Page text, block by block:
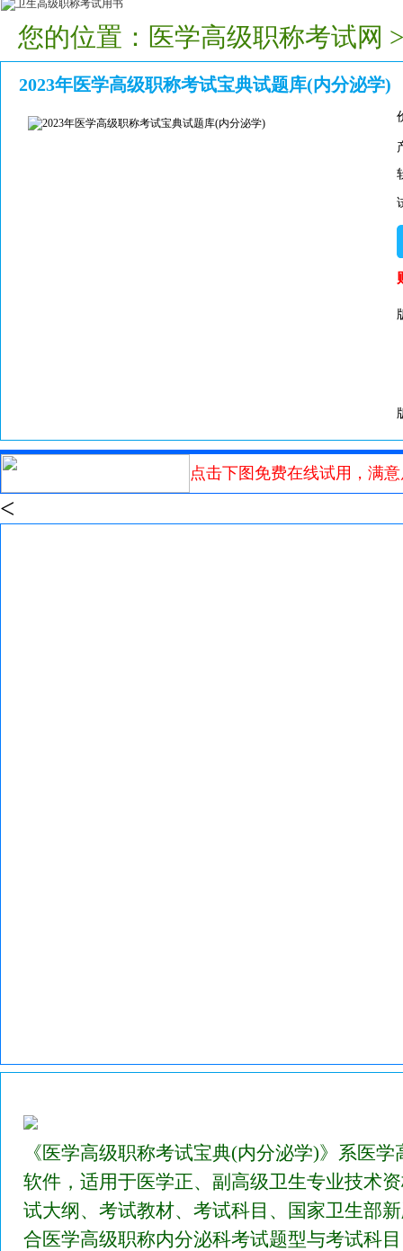
您的位置： 医学高级职称考试网
2023年医学高级职称考试宝典试题库(内分泌学)
点击下图免费在线试用，满
<
《医学高级职称考试宝典(内分泌学)》系医
软件，适用于医学正、副高级卫生专业技术
试大纲、考试教材、考试科目、国家卫生部
合医学高级职称内分泌科考试题型与考试科